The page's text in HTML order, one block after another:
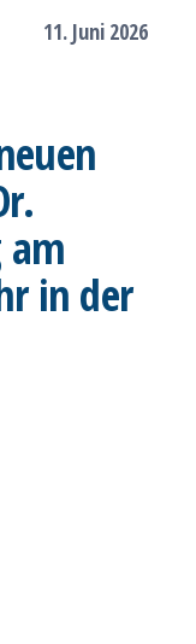
11. Juni 2026
am
in der